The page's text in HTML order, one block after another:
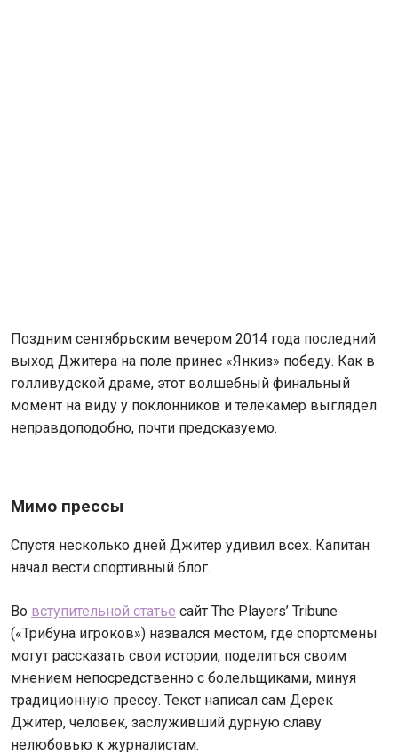
Поздним сентябрьским вечером 2014 года последний
выход Джитера на поле принес «Янкиз» победу. Как в
голливудской драме, этот волшебный финальный
момент на виду у поклонников и телекамер выглядел
неправдоподобно, почти предсказуемо.
Мимо прессы
Спустя несколько дней Джитер удивил всех. Капитан
начал вести спортивный блог.
Во вступительной статье сайт The Players’ Tribune
(«Трибуна игроков») назвался местом, где спортсмены
могут рассказать свои истории, поделиться своим
мнением непосредственно с болельщиками, минуя
традиционную прессу. Текст написал сам Дерек
Джитер, человек, заслуживший дурную славу
нелюбовью к журналистам.